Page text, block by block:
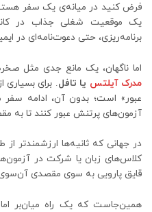
فرض کنید در میانه‌ی یک سفر
یک موقعیت شغلی جذاب در
برنامه‌ریزی، حتی دعوت‌نامه‌ای در
اما ناگهان، یک مانع جدی مثل
مدرک آیلتس یا تافل. برای بسیاری
عبور» است؛ بدون آن، ادامه سفر
آزمون‌های پرتنش عبور کنند تا به
در جهانی که ثانیه‌ها ارزشمندتر
کلاس‌های زبان یا شرکت‌ در
قایق پارویی به سوی مقصدی
همین‌جاست که یک راه میان‌بر